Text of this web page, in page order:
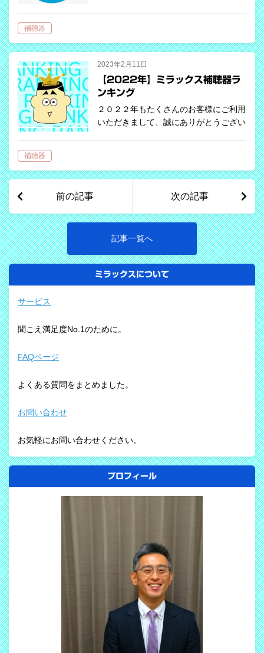
たときに悩まれるのが、一体どこのメー
カー…
補聴器
2023年2月11日
【2022年】ミラックス補聴器ラ
ンキング
２０２２年もたくさんのお客様にご利用
いただきまして、誠にありがとうござい
格帯などをランキング形式でご紹介しま
補聴器
前の記事 次の記事
記事一覧へ
ミラックスについて
サービス
聞こえ満足度No.1のために。
FAQページ
よくある質問をまとめました。
お問い合わせ
お気軽にお問い合わせください。
プロフィール